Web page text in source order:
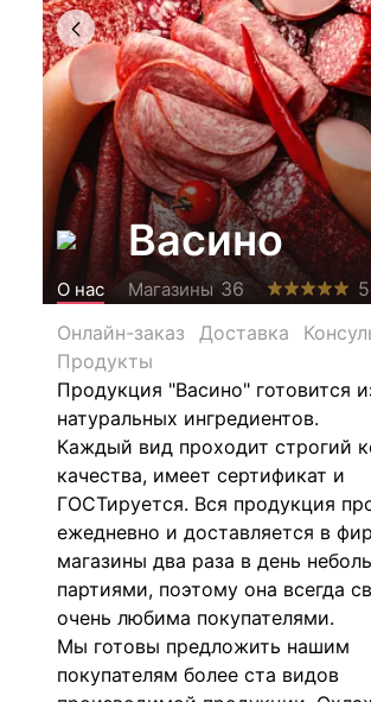
Васино
О нас Магазины 36
Онлайн-заказ
Доставка
Продукты
Продукция "Васино" готовится
натуральных ингредиентов.
Каждый вид проходит строгий
качества, имеет сертификат и
ГОСТируется. Вся продукция
ежедневно и доставляется в
магазины два раза в день
партиями, поэтому она всегда
очень любима покупателями.
Мы готовы предложить нашим
покупателям более ста видов